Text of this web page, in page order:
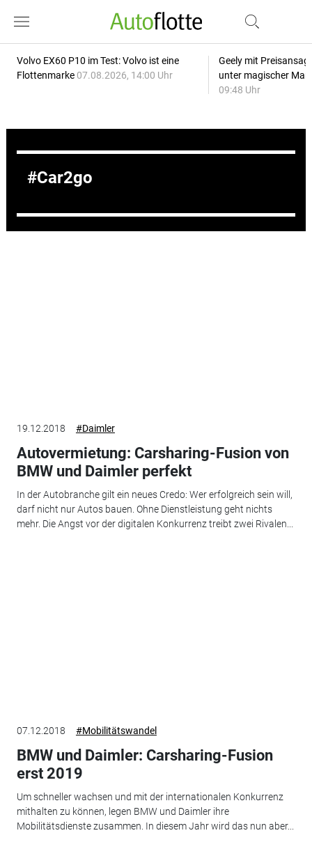
Volvo EX60 P10 im Test: Volvo ist eine
Flottenmarke 07.08.2026, 14:00 Uhr
Geely mit
unter magischer
09:48 Uhr
Car2go
19.12.2018 #Daimler
Autovermietung: Carsharing-Fusion von
BMW und Daimler perfekt
In der Autobranche gilt ein neues Credo: Wer erfolgreich sein will,
darf nicht nur Autos bauen. Ohne Dienstleistung geht nichts
mehr. Die Angst vor der digitalen Konkurrenz treibt zwei Rivalen...
07.12.2018 #Mobilitätswandel
BMW und Daimler: Carsharing-Fusion
erst 2019
Um schneller wachsen und mit der internationalen Konkurrenz
mithalten zu können, legen BMW und Daimler ihre
Mobilitätsdienste zusammen. In diesem Jahr wird das nun aber...